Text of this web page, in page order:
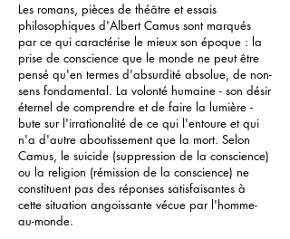
Les romans, pièces de théâtre et essais
philosophiques d'Albert Camus sont marqués
par ce qui caractérise le mieux son époque : la
prise de conscience que le monde ne peut être
pensé qu'en termes d'absurdité absolue, de non-
sens fondamental. La volonté humaine - son désir
éternel de comprendre et de faire la lumière -
bute sur l'irrationalité de ce qui l'entoure et qui
n'a d'autre aboutissement que la mort. Selon
Camus, le suicide (suppression de la conscience)
ou la religion (rémission de la conscience) ne
constituent pas des réponses satisfaisantes à
cette situation angoissante vécue par l'homme-
au-monde.